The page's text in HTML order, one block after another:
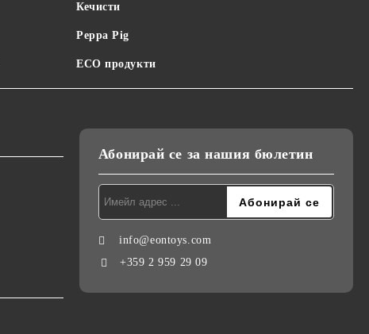
Кечисти
Peppa Pig
ECO продукти
Абонирай се за нашия бюлетин
info@eontoys.com
+359 2 959 29 09